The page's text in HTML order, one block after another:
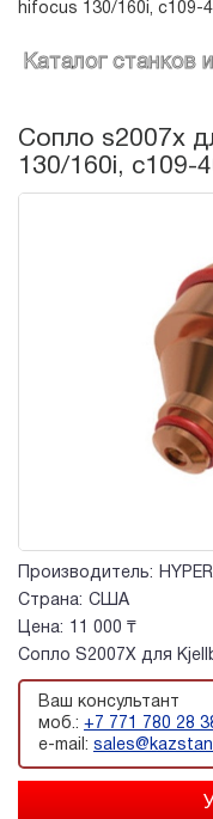
hifocus 130/160i, c109-
Каталог станков
Сопло s2007x
130/160i, c109-
Производитель:
Страна: США
Цена:
11 000 ₸
Сопло S2007X для
Ваш консультант
моб.: +7 771 780 28
e-mail: